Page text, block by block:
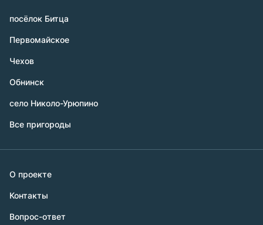
посёлок Битца
Первомайское
Чехов
Обнинск
село Николо-Урюпино
Все пригороды
О проекте
Контакты
Вопрос-ответ